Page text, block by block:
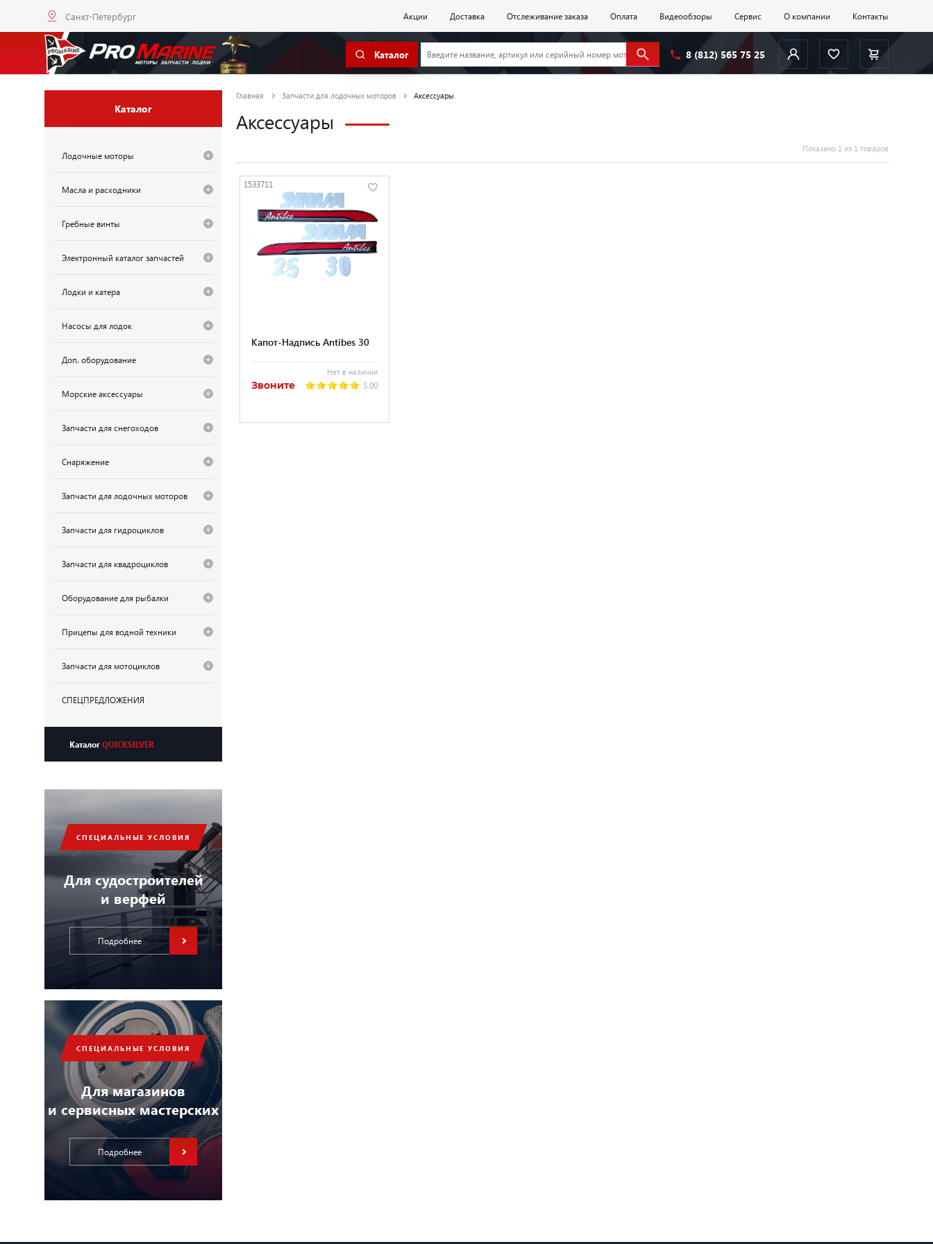
Санкт-Петербург Акции Доставка Отслеживание заказа Оплата Видеообзоры Сервис О компании Контакты
Каталог 8 (812) 565 75 25
Каталог
Лодочные моторы
Масла и расходники
Гребные винты
Электронный каталог запчастей
Лодки и катера
Насосы для лодок
Доп. оборудование
Морские аксессуары
Запчасти для снегоходов
Снаряжение
Запчасти для лодочных моторов
Запчасти для гидроциклов
Запчасти для квадроциклов
Оборудование для рыбалки
Прицепы для водной техники
Запчасти для мотоциклов
СПЕЦПРЕДЛОЖЕНИЯ
КаталогQUICKSILVER
СПЕЦИАЛЬНЫЕ УСЛОВИЯ
Для судостроителей
и верфей
Подробнее
СПЕЦИАЛЬНЫЕ УСЛОВИЯ
Для магазинов
и сервисных мастерских
Подробнее
Главная Запчасти для лодочных моторов Аксессуары
Аксессуары
Показано 1 из 1 товаров
1533711
Капот-Надпись Antibes 30
Нет в наличии
Звоните 5.00